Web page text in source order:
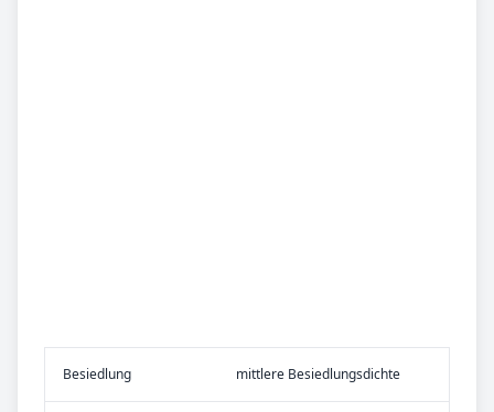
Be­sied­lung mittlere Besiedlungsdichte